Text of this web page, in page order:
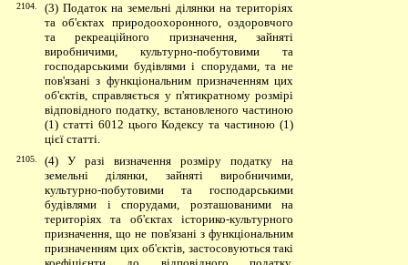
2104.
(3) Податок на земельні ділянки на територіях
та об'єктах природоохоронного, оздоровчого
та рекреаційного призначення, зайняті
виробничими, культурно-побутовими та
господарськими будівлями і спорудами, та не
пов'язані з функціональним призначенням цих
об'єктів, справляється у п'ятикратному розмірі
відповідного податку, встановленого частиною
(1) статті 6012 цього Кодексу та частиною (1)
цієї статті.
2105.
(4) У разі визначення розміру податку на
земельні ділянки, зайняті виробничими,
культурно-побутовими та
господарськими
будівлями і спорудами, розташованими на
територіях та об'єктах історико-культурного
призначення, що не пов'язані з функціональним
призначенням цих об'єктів, застосовуються такі